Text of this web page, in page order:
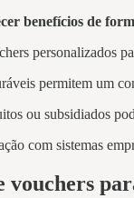
benefícios de
personalizados
permitem um
ou subsidiados
com sistemas
vouchers